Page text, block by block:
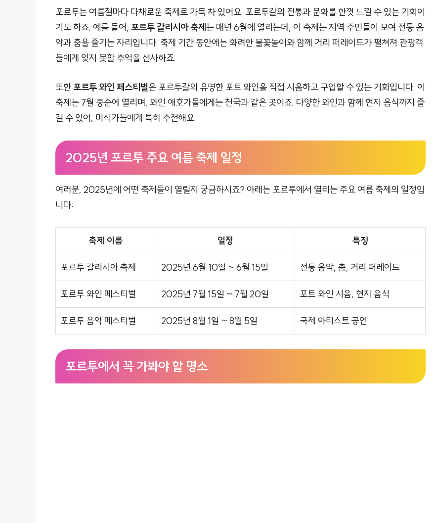
포르투는 여름철마다 다채로운 축제로 가득 차 있어요. 포르투갈의 전통과 문화를 한껏 느낄 수 있는 기회이
기도 하죠. 예를 들어, 포르투 갈리시아 축제는 매년 6월에 열리는데, 이 축제는 지역 주민들이 모여 전통 음
악과 춤을 즐기는 자리입니다. 축제 기간 동안에는 화려한 불꽃놀이와 함께 거리 퍼레이드가 펼쳐져 관광객
들에게 잊지 못할 추억을 선사하죠.
또한포르투 와인 페스티벌은 포르투갈의 유명한 포트 와인을 직접 시음하고 구입할 수 있는 기회입니다. 이
축제는 7월 중순에 열리며, 와인 애호가들에게는 천국과 같은 곳이죠. 다양한 와인과 함께 현지 음식까지 즐
길 수 있어, 미식가들에게 특히 추천해요.
2025년 포르투 주요 여름 축제 일정
여러분, 2025년에 어떤 축제들이 열릴지 궁금하시죠? 아래는 포르투에서 열리는 주요 여름 축제의 일정입
니다:
축제 이름 일정 특징
포르투 갈리시아 축제 2025년 6월 10일 ~ 6월 15일 전통 음악, 춤, 거리 퍼레이드
포르투 와인 페스티벌 2025년 7월 15일 ~ 7월 20일 포트 와인 시음, 현지 음식
포르투 음악 페스티벌 2025년 8월 1일 ~ 8월 5일 국제 아티스트 공연
포르투에서 꼭 가봐야 할 명소